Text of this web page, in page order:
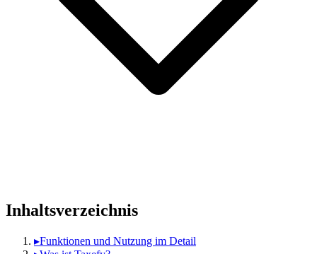
Inhaltsverzeichnis
▸Funktionen und Nutzung im Detail